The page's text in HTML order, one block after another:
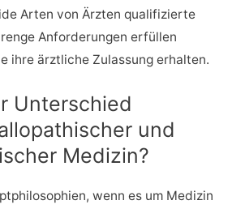
Arten von Ärzten qualifizierte
Anforderungen erfüllen
ihre ärztliche Zulassung erhalten.
Unterschied
und
Medizin?
wenn es um Medizin